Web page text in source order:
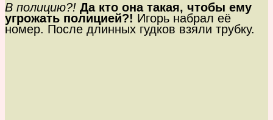
В полицию?! Да кто она такая, чтобы ему
угрожать полицией?! Игорь набрал её
номер. После длинных гудков взяли трубку.